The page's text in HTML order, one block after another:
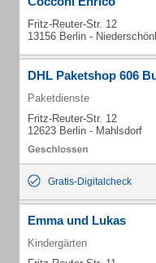
Fritz-Reuter-Str. 12
13156 Berlin -
DHL Paketshop 606
Paketdienste
Fritz-Reuter-Str. 12
12623 Berlin - Mahlsdorf
Gratis-Digitalcheck
Emma und Lukas
Kindergärten